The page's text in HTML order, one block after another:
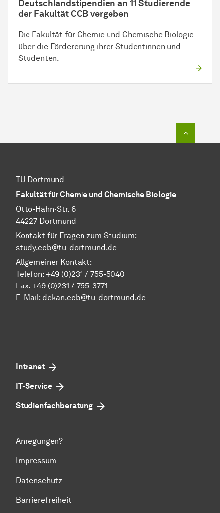
Deutschlandstipendien an 11 Studierende
der Fakultät CCB vergeben
Die Fakultät für Chemie und Chemische Biologie
über die Fördererung ihrer Studentinnen und
Studenten.
TU Dortmund
Fakultät für Chemie und Chemische Biologie
Otto-Hahn-Str. 6
44227 Dortmund
Kontakt für Fragen zum Studium:
study.ccb@tu-dortmund.de
Allgemeiner Kontakt:
Telefon: +49 (0)231 / 755-5040
Fax: +49 (0)231 / 755-3771
E-Mail: dekan.ccb@tu-dortmund.de
Intranet
IT-Service
Studienfachberatung
Anregungen?
Impressum
Datenschutz
Barrierefreiheit